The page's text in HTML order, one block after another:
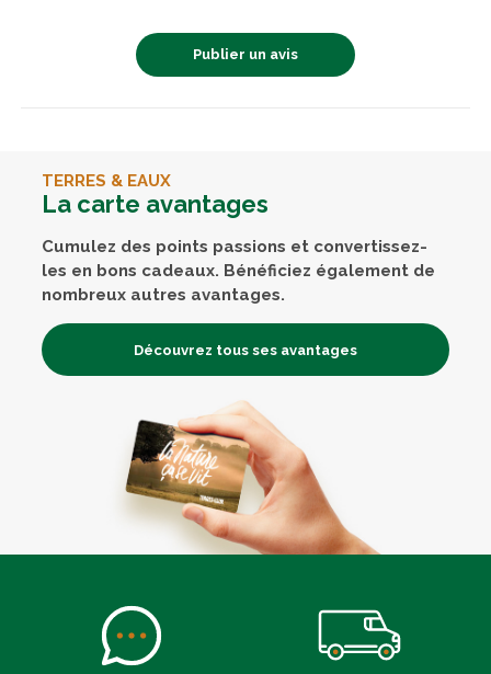
Publier un avis
TERRES & EAUX
La carte avantages
Cumulez des points passions et convertissez-
les en bons cadeaux. Bénéficiez également de
nombreux autres avantages.
Découvrez tous ses avantages